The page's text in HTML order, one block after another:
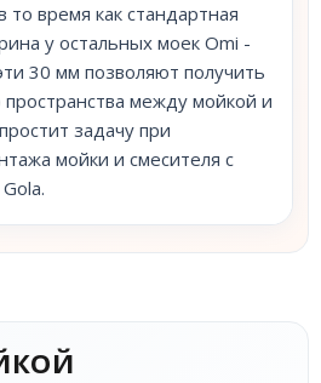
то время как стандартная
у остальных моек Omi -
30 мм позволяют получить
между мойкой и
задачу при
мойки и смесителя с